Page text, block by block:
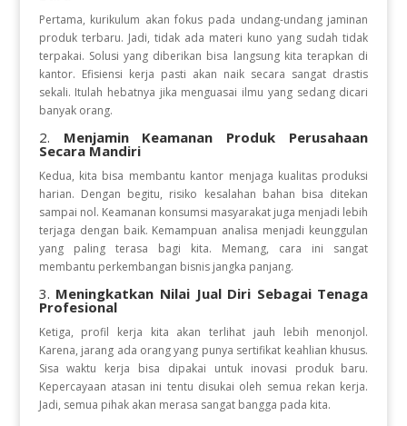
Pertama, kurikulum akan fokus pada undang-undang jaminan
produk terbaru. Jadi, tidak ada materi kuno yang sudah tidak
terpakai. Solusi yang diberikan bisa langsung kita terapkan di
kantor. Efisiensi kerja pasti akan naik secara sangat drastis
sekali. Itulah hebatnya jika menguasai ilmu yang sedang dicari
banyak orang.
2. Menjamin Keamanan Produk Perusahaan
Secara Mandiri
Kedua, kita bisa membantu kantor menjaga kualitas produksi
harian. Dengan begitu, risiko kesalahan bahan bisa ditekan
sampai nol. Keamanan konsumsi masyarakat juga menjadi lebih
terjaga dengan baik. Kemampuan analisa menjadi keunggulan
yang paling terasa bagi kita. Memang, cara ini sangat
membantu perkembangan bisnis jangka panjang.
3. Meningkatkan Nilai Jual Diri Sebagai Tenaga
Profesional
Ketiga, profil kerja kita akan terlihat jauh lebih menonjol.
Karena, jarang ada orang yang punya sertifikat keahlian khusus.
Sisa waktu kerja bisa dipakai untuk inovasi produk baru.
Kepercayaan atasan ini tentu disukai oleh semua rekan kerja.
Jadi, semua pihak akan merasa sangat bangga pada kita.